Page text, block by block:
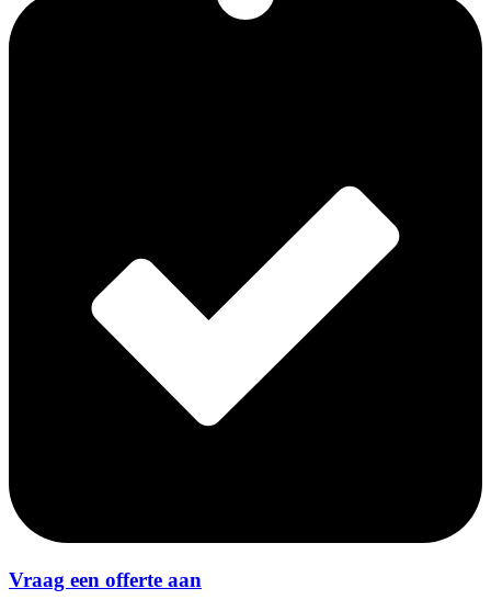
Vraag een offerte aan